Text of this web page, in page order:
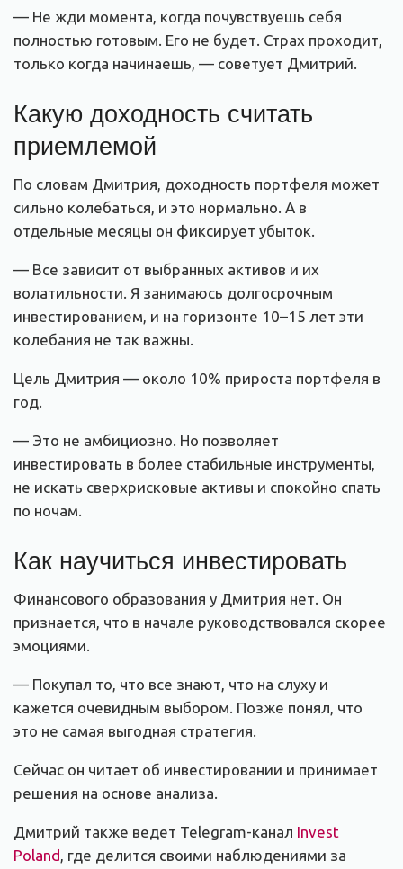
— Не жди момента, когда почувствуешь себя
полностью готовым. Его не будет. Страх проходит,
только когда начинаешь, — советует Дмитрий.
Какую доходность считать
приемлемой
По словам Дмитрия, доходность портфеля может
сильно колебаться, и это нормально. А в
отдельные месяцы он фиксирует убыток.
— Все зависит от выбранных активов и их
волатильности. Я занимаюсь долгосрочным
инвестированием, и на горизонте 10–15 лет эти
колебания не так важны.
Цель Дмитрия — около 10% прироста портфеля в
год.
— Это не амбициозно. Но позволяет
инвестировать в более стабильные инструменты,
не искать сверхрисковые активы и спокойно спать
по ночам.
Как научиться инвестировать
Финансового образования у Дмитрия нет. Он
признается, что в начале руководствовался скорее
эмоциями.
— Покупал то, что все знают, что на слуху и
кажется очевидным выбором. Позже понял, что
это не самая выгодная стратегия.
Сейчас он читает об инвестировании и принимает
решения на основе анализа.
Дмитрий также ведет Telegram-канал Invest
Poland, где делится своими наблюдениями за